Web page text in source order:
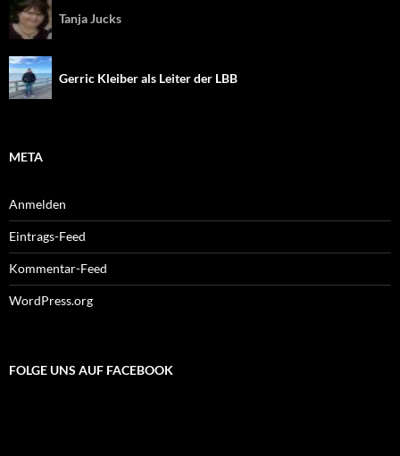
Tanja Jucks
Gerric Kleiber als Leiter der LBB
META
Anmelden
Eintrags-Feed
Kommentar-Feed
WordPress.org
FOLGE UNS AUF FACEBOOK